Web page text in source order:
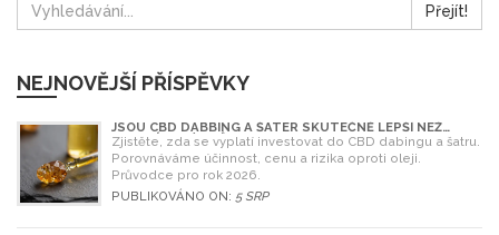
Přejít!
NEJNOVĚJŠÍ PŘÍSPĚVKY
JSOU CBD DABBING A ŠATER SKUTEČNĚ LEPŠÍ NEŽ
OLEJ? ÚPLNÝ PRŮVODCE
Zjistěte, zda se vyplatí investovat do CBD dabingu a šatru.
Porovnáváme účinnost, cenu a rizika oproti oleji.
Průvodce pro rok 2026.
PUBLIKOVÁNO ON: 5 SRP